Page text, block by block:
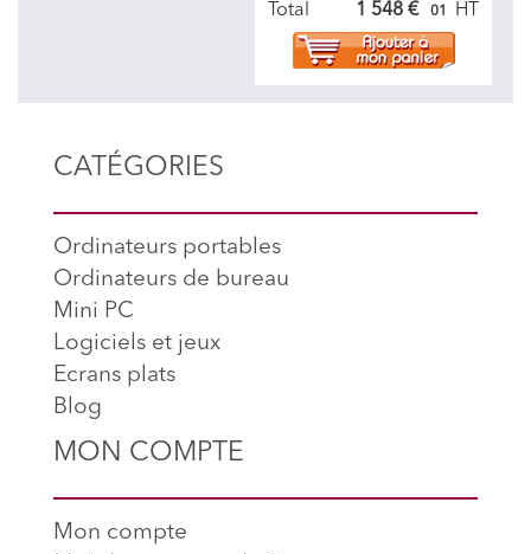
Total 1 548 € 01 HT
CATÉGORIES
Ordinateurs portables
Ordinateurs de bureau
Mini PC
Logiciels et jeux
Ecrans plats
Blog
MON COMPTE
Mon compte